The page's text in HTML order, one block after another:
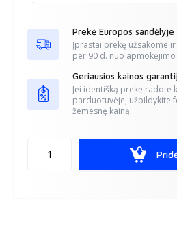
Prekė Europos sandėlyje
Įprastai prekę užsakome
per 90 d. nuo apmokėjimo
Geriausios kainos
Jei identišką prekę radote
parduotuvėje, užpildykite
žemesnę kainą.